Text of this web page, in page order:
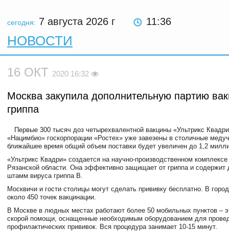
сегодня: 7 августа 2026 г 11 36
НОВОСТИ
16 ОКТ 2020 16:32
Москва закупила дополнительную партию
гриппа
Первые 300 тысяч доз четырехвалентной вакцины «Ультрикс
«Нацимбио» госкорпорации «Ростех» уже завезены в столичные
ближайшее время общий объем поставки будет увеличен до 1,2
«Ультрикс Квадри» создается на научно-производственном
Рязанской области. Она эффективно защищает от гриппа и содержит
штамм вируса гриппа B.
Москвичи и гости столицы могут сделать прививку бесплатно. В
около 450 точек вакцинации.
В Москве в людных местах работают более 50 мобильных пунктов –
скорой помощи, оснащенные необходимым оборудованием для
профилактических прививок. Вся процедура занимает 10-15 минут.